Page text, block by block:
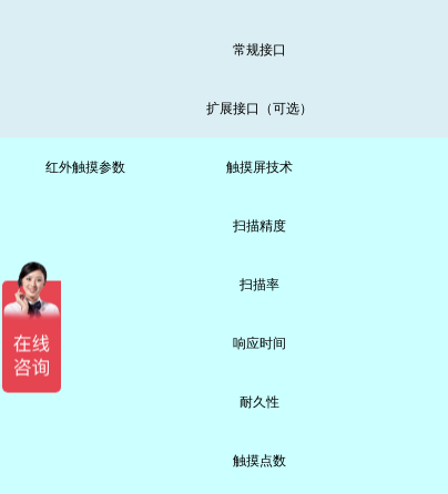
常规接口
扩展接口（可选）
红外触摸参数 触摸屏技术
扫描精度
扫描率
响应时间
耐久性
触摸点数